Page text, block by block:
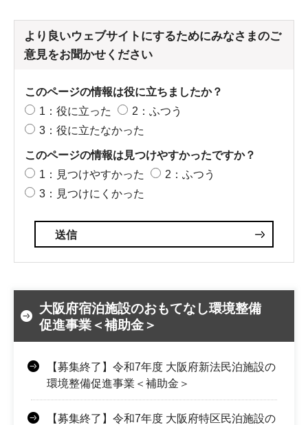
より良いウェブサイトにするためにみなさまのご
意見をお聞かせください
このページの情報は役に立ちましたか？
1：役に立った
2：ふつう
3：役に立たなかった
このページの情報は見つけやすかったですか？
1：見つけやすかった
2：ふつう
3：見つけにくかった
大阪府宿泊施設のおもてなし環境整備
促進事業＜補助金＞
【募集終了】令和7年度 大阪府新法民泊施設の
環境整備促進事業＜補助金＞
【募集終了】令和7年度 大阪府特区民泊施設の